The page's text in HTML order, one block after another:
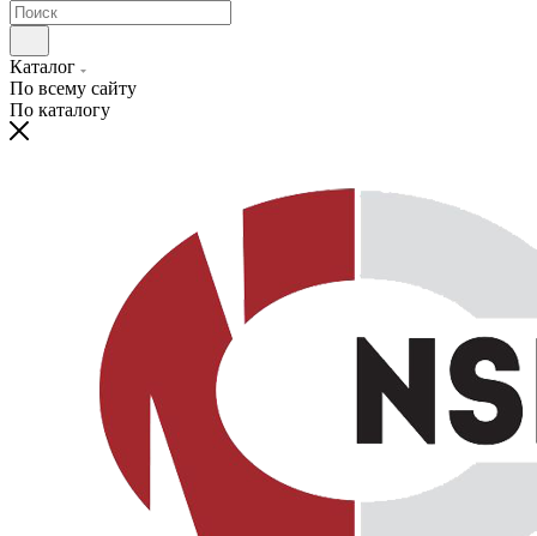
Каталог
По всему сайту
По каталогу